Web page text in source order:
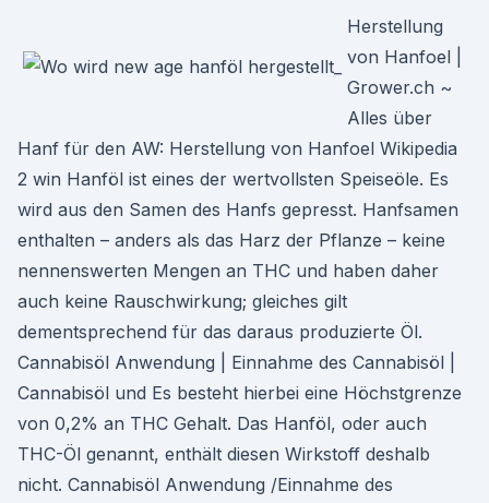
Herstellung
von Hanfoel |
Grower.ch ~
Alles über
Hanf für den AW: Herstellung von Hanfoel Wikipedia
2 win Hanföl ist eines der wertvollsten Speiseöle. Es
wird aus den Samen des Hanfs gepresst. Hanfsamen
enthalten – anders als das Harz der Pflanze – keine
nennenswerten Mengen an THC und haben daher
auch keine Rauschwirkung; gleiches gilt
dementsprechend für das daraus produzierte Öl.
Cannabisöl Anwendung | Einnahme des Cannabisöl |
Cannabisöl und Es besteht hierbei eine Höchstgrenze
von 0,2% an THC Gehalt. Das Hanföl, oder auch
THC-Öl genannt, enthält diesen Wirkstoff deshalb
nicht. Cannabisöl Anwendung /Einnahme des